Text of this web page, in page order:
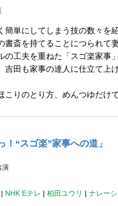
単にしてしまう技の数々を紹
斎を持てることにつられて
工夫を重ねた「スゴ楽家事」
吉田も家事の達人に仕立て上
りのとり方、めんつゆだけ
“スゴ楽”家事への道」
演
| NHK Eテレ | 柏田ユウリ | ナレー